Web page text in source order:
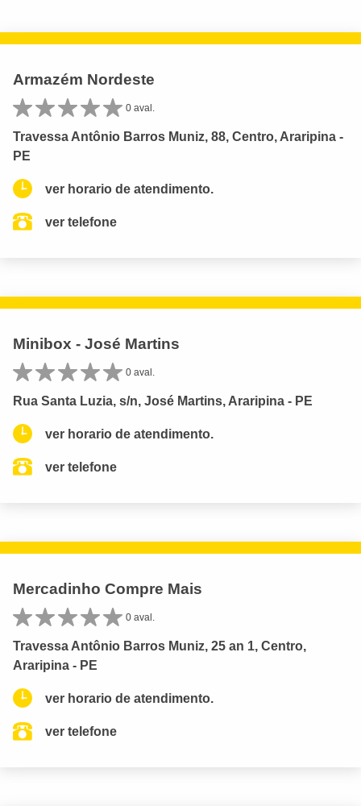
Armazém Nordeste
0 aval.
Travessa Antônio Barros Muniz, 88, Centro, Araripina -
PE
ver horario de atendimento.
ver telefone
Minibox - José Martins
0 aval.
Rua Santa Luzia, s/n, José Martins, Araripina - PE
ver horario de atendimento.
ver telefone
Mercadinho Compre Mais
0 aval.
Travessa Antônio Barros Muniz, 25 an 1, Centro,
Araripina - PE
ver horario de atendimento.
ver telefone